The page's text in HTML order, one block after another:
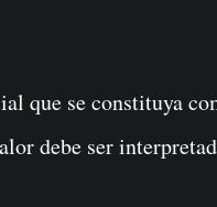
que se constituya
debe ser